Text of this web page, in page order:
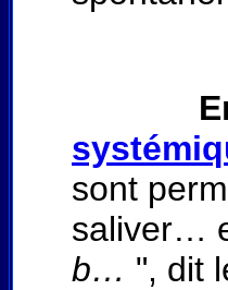
sont
saliver…
b… ", dit